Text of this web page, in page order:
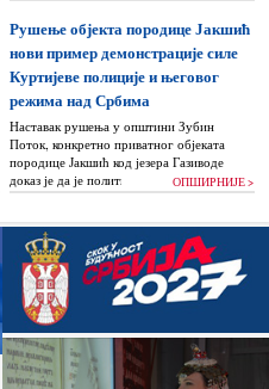
Рушење објекта породице Јакшић
нови пример демонстрације силе
Куртијеве полиције и његовог
режима над Србима
Наставак рушења у општини Зубин
Поток, конкретно приватног објеката
породице Јакшић код језера Газиводе
доказ је да је политика Аљбина Куртија...
ОПШИРНИЈЕ >